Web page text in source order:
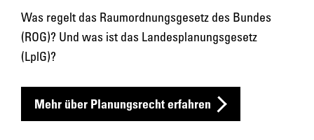
Was regelt das Raumordnungsgesetz des Bundes
(ROG)? Und was ist das Landesplanungsgesetz
(LplG)?
Mehr über Planungsrecht erfahren